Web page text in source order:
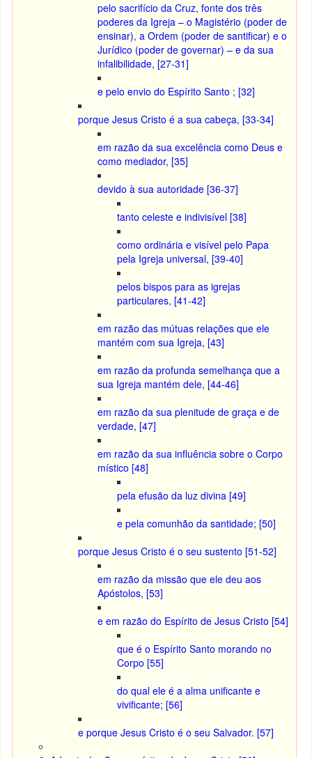
pelo sacrifício da Cruz, fonte dos três
poderes da Igreja – o Magistério (poder de
ensinar), a Ordem (poder de santificar) e o
Jurídico (poder de governar) – e da sua
infalibilidade, [27-31]
e pelo envio do Espírito Santo ; [32]
porque Jesus Cristo é a sua cabeça, [33-34]
em razão da sua excelência como Deus e
como mediador, [35]
devido à sua autoridade [36-37]
tanto celeste e indivisível [38]
como ordinária e visível pelo Papa
pela Igreja universal, [39-40]
pelos bispos para as igrejas
particulares, [41-42]
em razão das mútuas relações que ele
mantém com sua Igreja, [43]
em razão da profunda semelhança que a
sua Igreja mantém dele, [44-46]
em razão da sua plenitude de graça e de
verdade, [47]
em razão da sua influência sobre o Corpo
místico [48]
pela efusão da luz divina [49]
e pela comunhão da santidade; [50]
porque Jesus Cristo é o seu sustento [51-52]
em razão da missão que ele deu aos
Apóstolos, [53]
e em razão do Espírito de Jesus Cristo [54]
que é o Espírito Santo morando no
Corpo [55]
do qual ele é a alma unificante e
vivificante; [56]
e porque Jesus Cristo é o seu Salvador. [57]